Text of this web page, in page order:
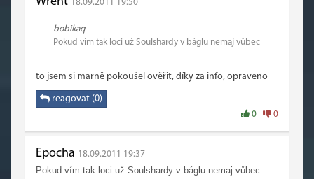
18.09.2011 19:50
bobikaq
Pokud vím tak loci už Soulshardy v báglu nemaj vůbec
to jsem si marně pokoušel ověřit, díky za info, opraveno
reagovat (0)
0 0
Epocha 18.09.2011 19:37
Pokud vím tak loci už Soulshardy v báglu nemaj vůbec